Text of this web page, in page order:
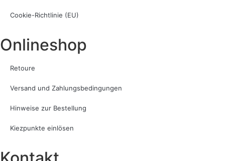
Cookie-Richtlinie (EU)
Onlineshop
Retoure
Versand und Zahlungsbedingungen
Hinweise zur Bestellung
Kiezpunkte einlösen